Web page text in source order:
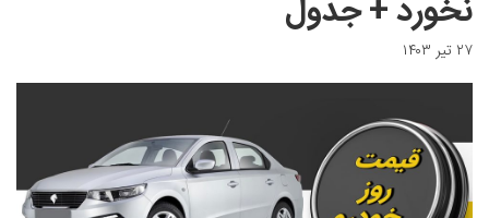
نخورد + جدول
۲۷ تیر ۱۴۰۳